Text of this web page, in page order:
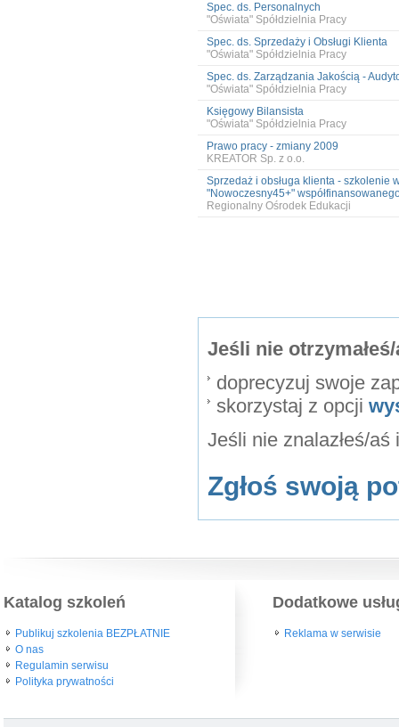
Spec. ds. Personalnych
"Oświata" Spółdzielnia Pracy
Spec. ds. Sprzedaży i Obsługi Klienta
"Oświata" Spółdzielnia Pracy
Spec. ds. Zarządzania Jakością -
"Oświata" Spółdzielnia Pracy
Księgowy Bilansista
"Oświata" Spółdzielnia Pracy
Prawo pracy - zmiany 2009
KREATOR Sp. z o.o.
Sprzedaż i obsługa klienta - szkolenie
"Nowoczesny45+"
Regionalny Ośrodek Edukacji
Jeśli nie
doprecyzuj swoje
skorzystaj z opcji
Jeśli nie znalazłeś/
Zgłoś swoją
Katalog szkoleń
Publikuj szkolenia BEZPŁATNIE
O nas
Regulamin serwisu
Polityka prywatności
Dodatkowe
Reklama w serwisie